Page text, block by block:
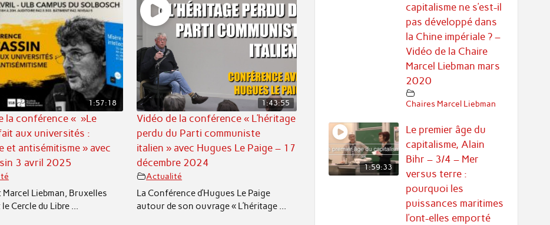
1:57:18
la conférence « »Le
aux universités :
et antisémitisme » avec
3 avril 2025
Marcel Liebman, Bruxelles
Cercle du Libre ...
1:43:55
Vidéo de la conférence « L’héritage
perdu du Parti communiste
italien » avec Hugues Le Paige – 17
décembre 2024
Actualité
La Conférence d’Hugues Le Paige
autour de son ouvrage « L’héritage ...
capitalisme ne s’est-il
pas développé dans
la Chine impériale ? –
Vidéo de la Chaire
Marcel Liebman mars
2020
Chaires Marcel Liebman
1:59:33
Le premier âge du
capitalisme, Alain
Bihr – 3/4 – Mer
versus terre :
pourquoi les
puissances maritimes
l’ont-elles emporté